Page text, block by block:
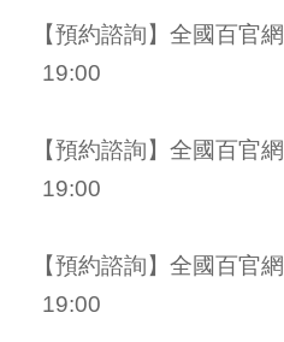
【預約諮詢】全國百官網
19:00
【預約諮詢】全國百官網
19:00
【預約諮詢】全國百官網
19:00